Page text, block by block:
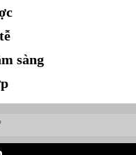
sàng